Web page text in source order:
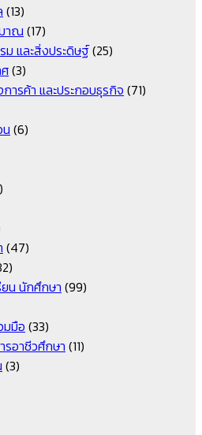
(13)
าณ (17)
และสิ่งประดิษฐ์(25)
(3)
ารค้า และประกอบธุรกิจ (71)
(6)
(47)
น นักศึกษา (99)
มมือ (33)
รอาชีวศึกษา (11)
(3)